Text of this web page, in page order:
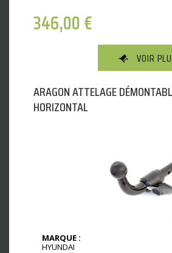
346,00€
VOIR
ARAGON ATTELAGE
HORIZONTAL
MARQUE :
HYUNDAI